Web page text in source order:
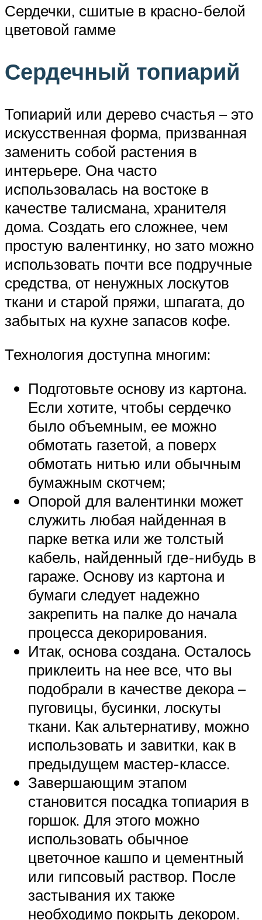
Сердечки, сшитые в красно-белой
цветовой гамме
Сердечный топиарий
Топиарий или дерево счастья – это
искусственная форма, призванная
заменить собой растения в
интерьере. Она часто
использовалась на востоке в
качестве талисмана, хранителя
дома. Создать его сложнее, чем
простую валентинку, но зато можно
использовать почти все подручные
средства, от ненужных лоскутов
ткани и старой пряжи, шпагата, до
забытых на кухне запасов кофе.
Технология доступна многим:
Подготовьте основу из картона.
Если хотите, чтобы сердечко
было объемным, ее можно
обмотать газетой, а поверх
обмотать нитью или обычным
бумажным скотчем;
Опорой для валентинки может
служить любая найденная в
парке ветка или же толстый
кабель, найденный где-нибудь в
гараже. Основу из картона и
бумаги следует надежно
закрепить на палке до начала
процесса декорирования.
Итак, основа создана. Осталось
приклеить на нее все, что вы
подобрали в качестве декора –
пуговицы, бусинки, лоскуты
ткани. Как альтернативу, можно
использовать и завитки, как в
предыдущем мастер-классе.
Завершающим этапом
становится посадка топиария в
горшок. Для этого можно
использовать обычное
цветочное кашпо и цементный
или гипсовый раствор. После
застывания их также
необходимо покрыть декором.